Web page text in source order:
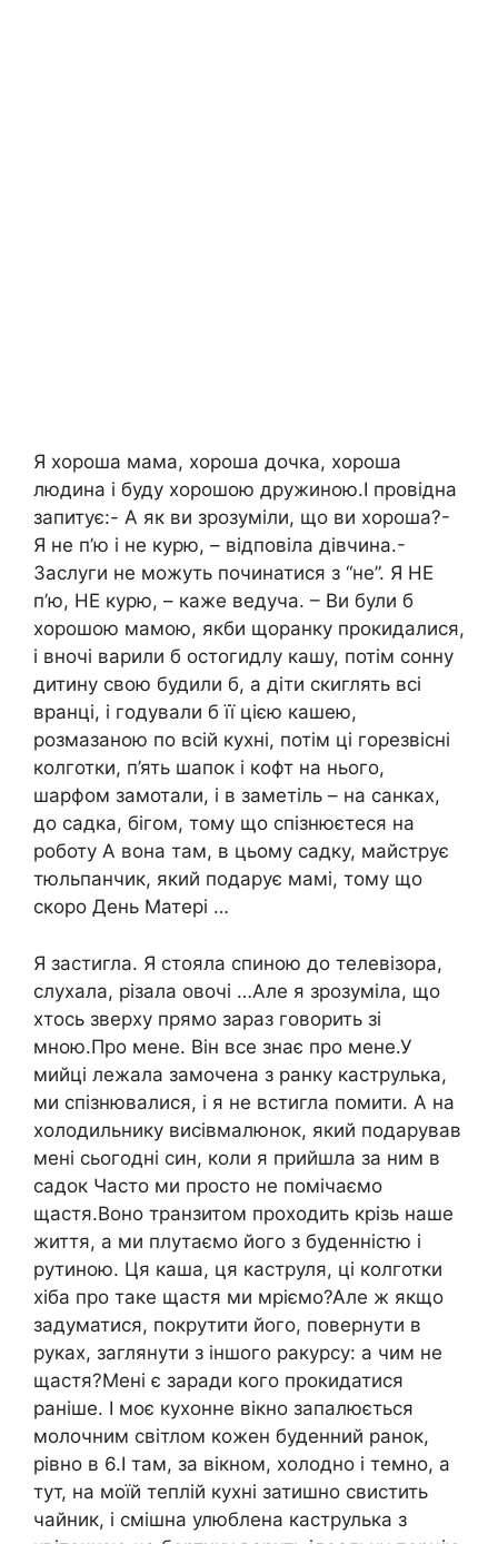
Я хороша мама, хороша дочка, хороша
людина і буду хорошою дружиною.І провідна
запитує:- А як ви зрозуміли, що ви хороша?-
Я не п’ю і не курю, – відповіла дівчина.-
Заслуги не можуть починатися з “не”. Я НЕ
п’ю, НЕ курю, – каже ведуча. – Ви були б
хорошою мамою, якби щоранку прокидалися,
і вночі варили б остогидлу кашу, потім сонну
дитину свою будили б, а діти скиглять всі
вранці, і годували б її цією кашею,
розмазаною по всій кухні, потім ці горезвісні
колготки, п’ять шапок і кофт на нього,
шарфом замотали, і в заметіль – на санках,
до садка, бігом, тому що спізнюєтеся на
роботу А вона там, в цьому садку, майструє
тюльпанчик, який подарує мамі, тому що
скоро День Матері …
Я застигла. Я стояла спиною до телевізора,
слухала, різала овочі …Але я зрозуміла, що
хтось зверху прямо зараз говорить зі
мною.Про мене. Він все знає про мене.У
мийці лежала замочена з ранку каструлька,
ми спізнювалися, і я не встигла помити. А на
холодильнику висівмалюнок, який подарував
мені сьогодні син, коли я прийшла за ним в
садок Часто ми просто не помічаємо
щастя.Воно транзитом проходить крізь наше
життя, а ми плутаємо його з буденністю і
рутиною. Ця каша, ця каструля, ці колготки
хіба про таке щастя ми мріємо?Але ж якщо
задуматися, покрутити його, повернути в
руках, заглянути з іншого ракурсу: а чим не
щастя?Мені є заради кого прокидатися
раніше. І моє кухонне вікно запалюється
молочним світлом кожен буденний ранок,
рівно в 6.І там, за вікном, холодно і темно, а
тут, на моїй теплій кухні затишно свистить
чайник, і смішна улюблена каструлька з